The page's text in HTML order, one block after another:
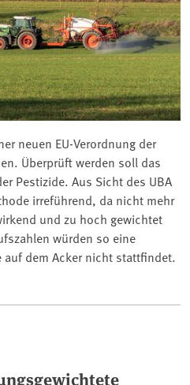
neuen EU-Verordnung der
Überprüft werden soll das
Pestizide. Aus Sicht des UBA
irreführend, da nicht mehr
und zu hoch gewichtet
würden so eine
auf dem Acker nicht stattfindet.